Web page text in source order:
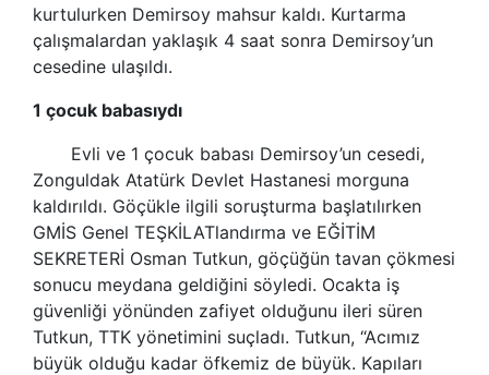
kurtulurken Demirsoy mahsur kaldı. Kurtarma
çalışmalardan yaklaşık 4 saat sonra Demirsoy’un
cesedine ulaşıldı.
1 çocuk babasıydı
Evli ve 1 çocuk babası Demirsoy’un cesedi,
Zonguldak Atatürk Devlet Hastanesi morguna
kaldırıldı. Göçükle ilgili soruşturma başlatılırken
GMİS Genel TEŞKİLATlandırma ve EĞİTİM
SEKRETERİ Osman Tutkun, göçüğün tavan çökmesi
sonucu meydana geldiğini söyledi. Ocakta iş
güvenliği yönünden zafiyet olduğunu ileri süren
Tutkun, TTK yönetimini suçladı. Tutkun, “Acımız
büyük olduğu kadar öfkemiz de büyük. Kapıları